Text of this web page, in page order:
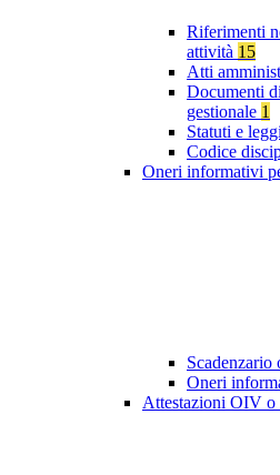
Riferimenti
attività 15
Atti
Documenti
gestionale 1
Statuti e
Codice
Oneri informativi
Oneri
Attestazioni OIV o